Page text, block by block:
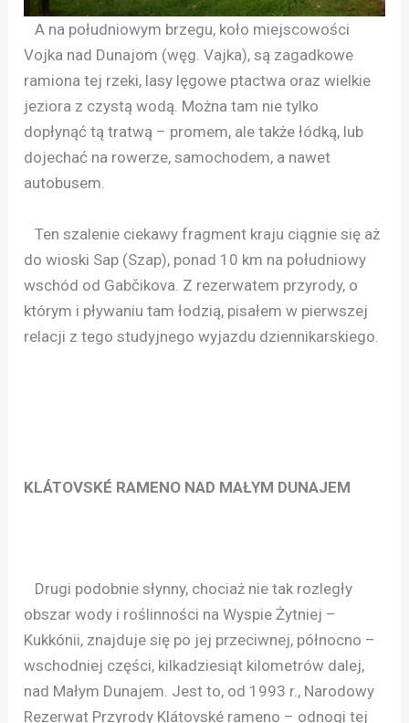
A na południowym brzegu, koło miejscowości
Vojka nad Dunajom (węg. Vajka), są zagadkowe
ramiona tej rzeki, lasy lęgowe ptactwa oraz wielkie
jeziora z czystą wodą. Można tam nie tylko
dopłynąć tą tratwą – promem, ale także łódką, lub
dojechać na rowerze, samochodem, a nawet
autobusem.
Ten szalenie ciekawy fragment kraju ciągnie się aż
do wioski Sap (Szap), ponad 10 km na południowy
wschód od Gabčikova. Z rezerwatem przyrody, o
którym i pływaniu tam łodzią, pisałem w pierwszej
relacji z tego studyjnego wyjazdu dziennikarskiego.
KLÁTOVSKÉ RAMENO NAD MAŁYM DUNAJEM
Drugi podobnie słynny, chociaż nie tak rozległy
obszar wody i roślinności na Wyspie Żytniej –
Kukkónii, znajduje się po jej przeciwnej, północno –
wschodniej części, kilkadziesiąt kilometrów dalej,
nad Małym Dunajem. Jest to, od 1993 r., Narodowy
Rezerwat Przyrody Klátovské rameno – odnogi tej